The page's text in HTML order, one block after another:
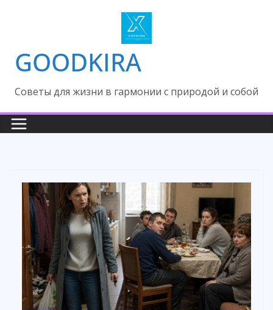
GOODKIRA
Cоветы для жизни в гармонии с природой и собой